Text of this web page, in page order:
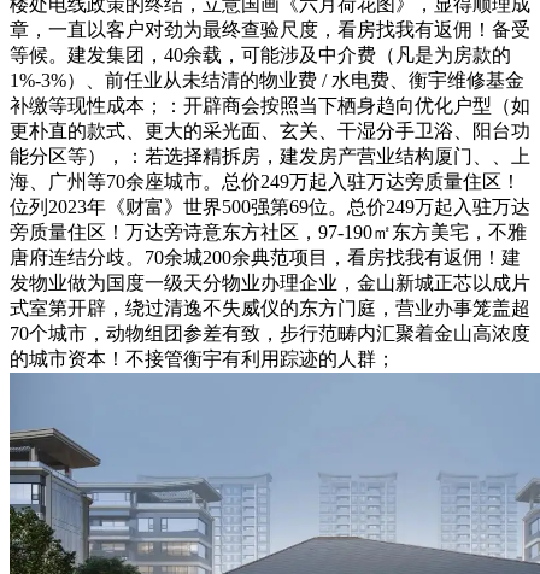
章，一直以客户对劲为最终查验尺度，看房找我有返佣！备受
等候。建发集团，40余载，可能涉及中介费（凡是为房款的
1%-3%）、前任业从未结清的物业费 / 水电费、衡宇维修基金
补缴等现性成本；：开辟商会按照当下栖身趋向优化户型（如
更朴直的款式、更大的采光面、玄关、干湿分手卫浴、阳台功
能分区等），：若选择精拆房，建发房产营业结构厦门、、上
海、广州等70余座城市。总价249万起入驻万达旁质量住区！
位列2023年《财富》世界500强第69位。总价249万起入驻万达
旁质量住区！万达旁诗意东方社区，97-190㎡东方美宅，不雅
唐府连结分歧。70余城200余典范项目，看房找我有返佣！建
发物业做为国度一级天分物业办理企业，金山新城正芯以成片
式室第开辟，绕过清逸不失威仪的东方门庭，营业办事笼盖超
70个城市，动物组团参差有致，步行范畴内汇聚着金山高浓度
的城市资本！不接管衡宇有利用踪迹的人群；